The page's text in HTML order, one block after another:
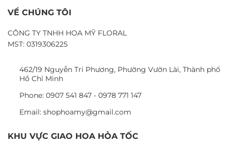
VỀ CHÚNG TÔI
CÔNG TY TNHH HOA MỸ FLORAL
MST: 0319306225
462/19 Nguyễn Tri Phương, Phường Vườn Lài, Thành phố
Hồ Chí Minh
Phone: 0907 541 847 - 0978 771 147
Email: shophoamy@gmail.com
KHU VỰC GIAO HOA HỎA TỐC